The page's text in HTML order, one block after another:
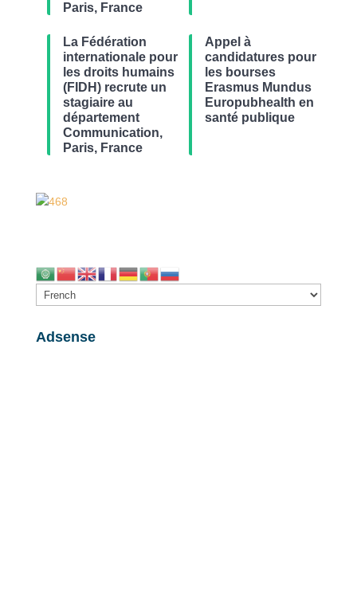
Paris, France
La Fédération
internationale pour
les droits humains
(FIDH) recrute un
stagiaire au
département
Communication,
Paris, France
Appel à
candidatures pour
les bourses
Erasmus Mundus
Europubhealth en
santé publique
Adsense